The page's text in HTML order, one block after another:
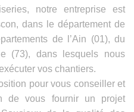
notre entreprise est
dans le département de
de l’Ain (01), du
(73), dans lesquels nous
vos chantiers.
pour vous conseiller et
de vous fournir un projet